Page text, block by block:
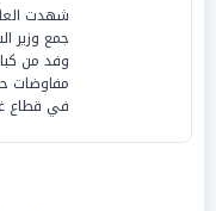
شهدت
جمع وزير
وفد من
مفاوضات
في قطاع